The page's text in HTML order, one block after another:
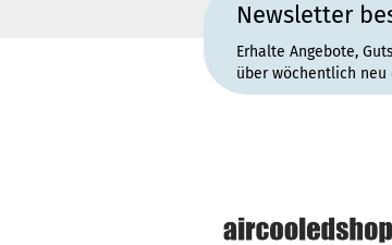
Newsletter
Erhalte Angebote,
über wöchentlich neu